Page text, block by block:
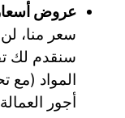
عروض
سعر منا،
سنقدم لك
المواد (مع
أجور